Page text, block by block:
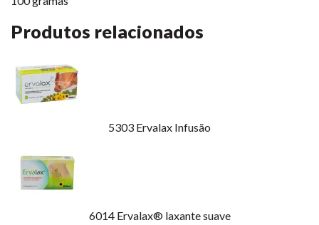
Produtos relacionados
5303 Ervalax Infusão
6014 Ervalax® laxante suave